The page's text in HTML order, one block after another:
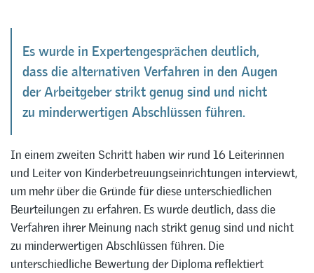
Es wurde in Expertengesprächen deutlich,
dass die alternativen Verfahren in den Augen
der Arbeitgeber strikt genug sind und nicht
zu minderwertigen Abschlüssen führen.
In einem zweiten Schritt haben wir rund 16 Leiterinnen
und Leiter von Kinderbetreuungseinrichtungen interviewt,
um mehr über die Gründe für diese unterschiedlichen
Beurteilungen zu erfahren. Es wurde deutlich, dass die
Verfahren ihrer Meinung nach strikt genug sind und nicht
zu minderwertigen Abschlüssen führen. Die
unterschiedliche Bewertung der Diploma reflektiert